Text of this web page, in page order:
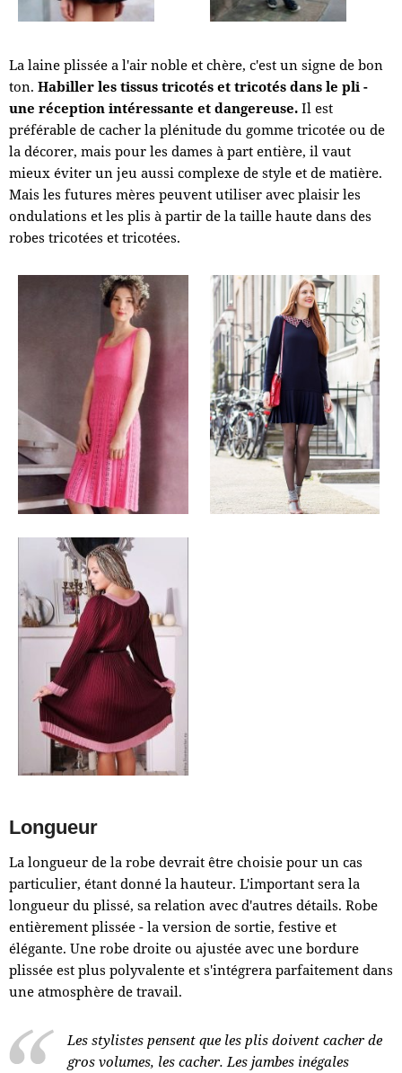
La laine plissée a l'air noble et chère, c'est un signe de bon
ton. Habiller les tissus tricotés et tricotés dans le pli -
une réception intéressante et dangereuse. Il est
préférable de cacher la plénitude du gomme tricotée ou de
la décorer, mais pour les dames à part entière, il vaut
mieux éviter un jeu aussi complexe de style et de matière.
Mais les futures mères peuvent utiliser avec plaisir les
ondulations et les plis à partir de la taille haute dans des
robes tricotées et tricotées.
Longueur
La longueur de la robe devrait être choisie pour un cas
particulier, étant donné la hauteur. L'important sera la
longueur du plissé, sa relation avec d'autres détails. Robe
entièrement plissée - la version de sortie, festive et
élégante. Une robe droite ou ajustée avec une bordure
plissée est plus polyvalente et s'intégrera parfaitement dans
une atmosphère de travail.
Les stylistes pensent que les plis doivent cacher de
gros volumes, les cacher. Les jambes inégales